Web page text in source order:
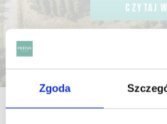
Zgoda
CZYTAJ
CZYTAJ
strona główna / gout de